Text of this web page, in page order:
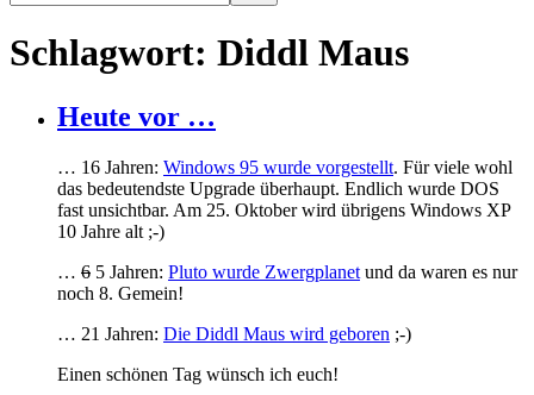
Schlagwort: Diddl Maus
Heute vor …
… 16 Jahren: Windows 95 wurde vorgestellt. Für viele wohl
das bedeutendste Upgrade überhaupt. Endlich wurde DOS
fast unsichtbar. Am 25. Oktober wird übrigens Windows XP
10 Jahre alt ;-)
… 6 5 Jahren: Pluto wurde Zwergplanet und da waren es nur
noch 8. Gemein!
… 21 Jahren: Die Diddl Maus wird geboren ;-)
Einen schönen Tag wünsch ich euch!